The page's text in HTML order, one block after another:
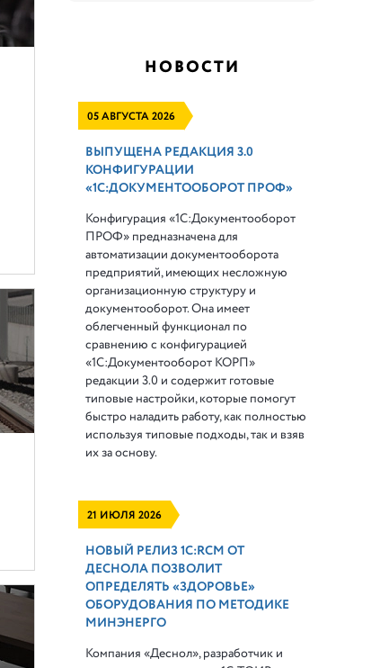
НОВОСТИ
05 АВГУСТА 2026
ВЫПУЩЕНА РЕДАКЦИЯ 3.0
КОНФИГУРАЦИИ
«1С:ДОКУМЕНТООБОРОТ ПРОФ»
Конфигурация «1С:Документооборот
ПРОФ» предназначена для
автоматизации документооборота
предприятий, имеющих несложную
организационную структуру и
документооборот. Она имеет
облегченный функционал по
сравнению с конфигурацией
«1С:Документооборот КОРП»
редакции 3.0 и содержит готовые
типовые настройки, которые помогут
быстро наладить работу, как полностью
используя типовые подходы, так и взяв
их за основу.
21 ИЮЛЯ 2026
НОВЫЙ РЕЛИЗ 1С:RCM ОТ
ДЕСНОЛА ПОЗВОЛИТ
ОПРЕДЕЛЯТЬ «ЗДОРОВЬЕ»
ОБОРУДОВАНИЯ ПО МЕТОДИКЕ
МИНЭНЕРГО
Компания «Деснол», разработчик и